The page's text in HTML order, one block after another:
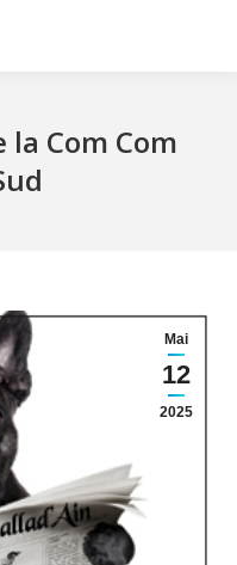
la Com Com
Mai
12
2025